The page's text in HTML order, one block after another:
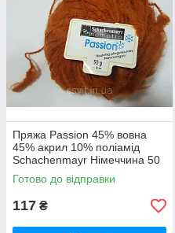
Пряжа Passion 45% вовна
45% акрил 10% поліамід
Schachenmayr Німеччина 50
г-70 м Спиці 4,5-5,5 мм різні
кольори
Готово до відправки
117 ₴